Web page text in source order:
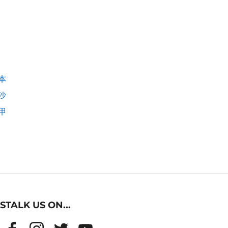
STALK US ON...